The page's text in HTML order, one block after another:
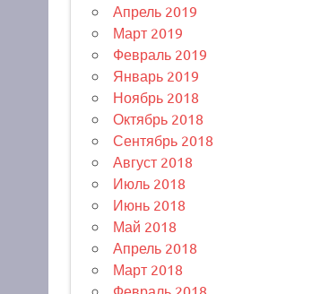
Апрель 2019
Март 2019
Февраль 2019
Январь 2019
Ноябрь 2018
Октябрь 2018
Сентябрь 2018
Август 2018
Июль 2018
Июнь 2018
Май 2018
Апрель 2018
Март 2018